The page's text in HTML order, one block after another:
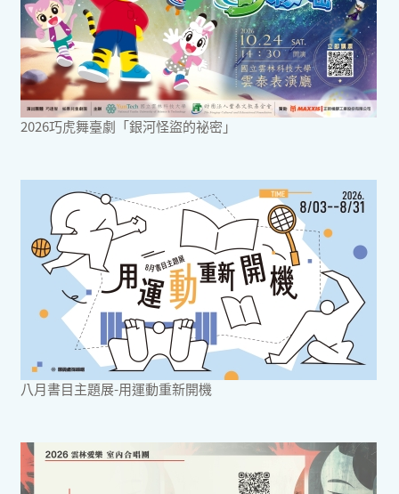
2026巧虎舞臺劇「銀河怪盜的祕密」
八月書目主題展-用運動重新開機